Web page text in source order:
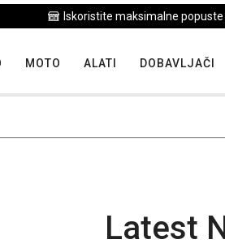
MOTO ALATI DOBAVLJAČI
Latest